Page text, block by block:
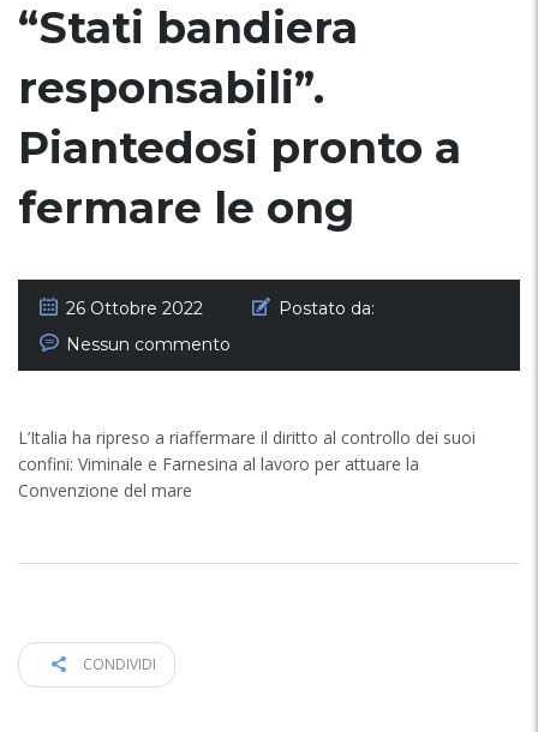
“Stati bandiera
responsabili”.
Piantedosi pronto a
fermare le ong
26 Ottobre 2022
Postato da:
Nessun commento
L’Italia ha ripreso a riaffermare il diritto al controllo dei suoi
confini: Viminale e Farnesina al lavoro per attuare la
Convenzione del mare
CONDIVIDI